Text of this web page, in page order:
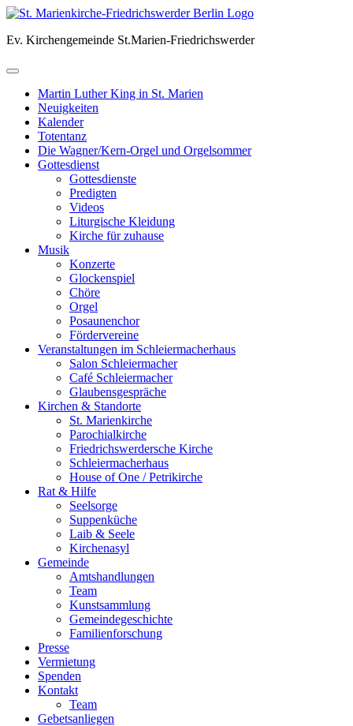
Skip
content
Ev. Kirchengemeinde St.Marien-Friedrichswerder
Martin Luther King in St. Marien
Neuigkeiten
Kalender
Totentanz
Die Wagner/Kern-Orgel und Orgelsommer
Gottesdienst
Gottesdienste
Predigten
Videos
Liturgische Kleidung
Kirche für zuhause
Musik
Konzerte
Glockenspiel
Chöre
Orgel
Posaunenchor
Fördervereine
Veranstaltungen im Schleiermacherhaus
Salon Schleiermacher
Café Schleiermacher
Glaubensgespräche
Kirchen & Standorte
St. Marienkirche
Parochialkirche
Friedrichswerdersche Kirche
Schleiermacherhaus
House of One / Petrikirche
Rat & Hilfe
Seelsorge
Suppenküche
Laib & Seele
Kirchenasyl
Gemeinde
Amtshandlungen
Team
Kunstsammlung
Gemeindegeschichte
Familienforschung
Presse
Vermietung
Spenden
Kontakt
Team
Gebetsanliegen